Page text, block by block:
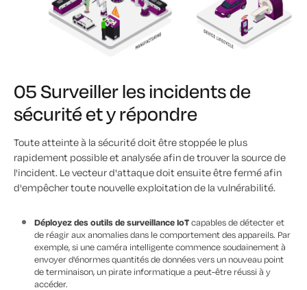
05 Surveiller les incidents de
sécurité et y répondre
Toute atteinte à la sécurité doit être stoppée le plus
rapidement possible et analysée afin de trouver la source de
l'incident. Le vecteur d'attaque doit ensuite être fermé afin
d'empêcher toute nouvelle exploitation de la vulnérabilité.
Déployez des outils de surveillance IoTcapables de détecter et
de réagir aux anomalies dans le comportement des appareils. Par
exemple, si une caméra intelligente commence soudainement à
envoyer d'énormes quantités de données vers un nouveau point
de terminaison, un pirate informatique a peut-être réussi à y
accéder.